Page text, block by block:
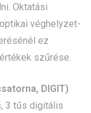
Oktatási
véghelyzet-
ez
szűrése.
DIGIT)
3 tűs digitális